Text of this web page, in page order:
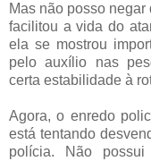
Mas não posso
facilitou a vida do
ela se mostrou
pelo auxílio nas
certa estabilidade à
Agora, o enredo
está tentando
polícia. Não